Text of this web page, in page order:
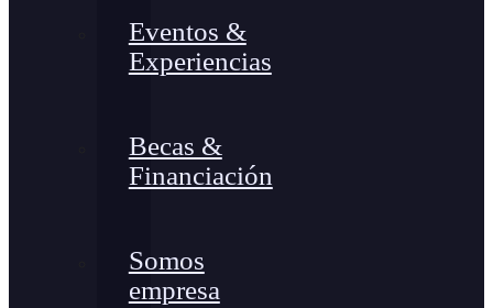
Eventos &
Experiencias
Becas &
Financiación
Somos
empresa